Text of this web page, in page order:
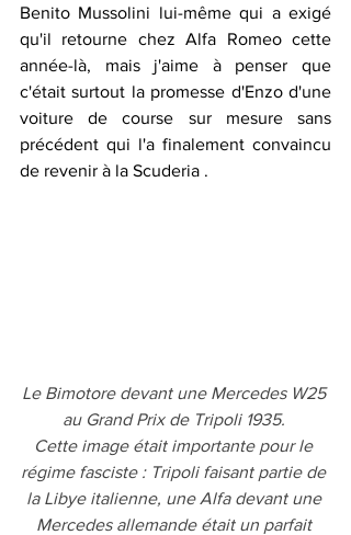
Benito Mussolini lui-même qui a exigé
qu'il retourne chez Alfa Romeo cette
année-là, mais j'aime à penser que
c'était surtout la promesse d'Enzo d'une
voiture de course sur mesure sans
précédent qui l'a finalement convaincu
de revenir à la Scuderia .
Le Bimotore devant une Mercedes W25
au Grand Prix de Tripoli 1935.
Cette image était importante pour le
régime fasciste : Tripoli faisant partie de
la Libye italienne, une Alfa devant une
Mercedes allemande était un parfait